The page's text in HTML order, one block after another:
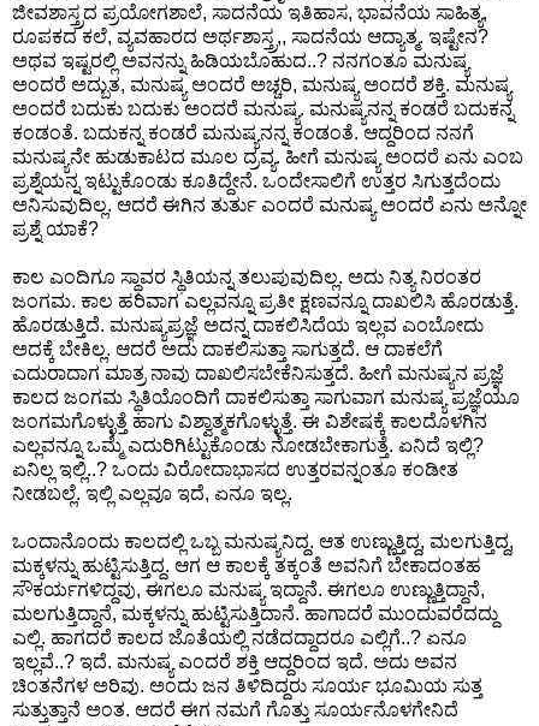
ಜೀವಶಾಸ್ತ್ರದ ಪ್ರಯೋಗಶಾಲೆ, ಸಾದನೆಯ ಇತಿಹಾಸ, ಭಾವನೆಯ ಸಾಹಿತ್ಯ,
ರೂಪಕದ ಕಲೆ, ವ್ಯವಹಾರದ ಅರ್ಥಶಾಸ್ತ್ರ,, ಸಾದನೆಯ ಆದ್ಯಾತ್ಮ. ಇಷ್ಟೇನ?
ಅಥವ ಇಷ್ಟರಲ್ಲಿ ಅವನನ್ನು ಹಿಡಿಯಬೊಹುದ..? ನನಗಂತೂ ಮನುಷ್ಯ
ಅಂದರೆ ಅದ್ಬುತ, ಮನುಷ್ಯ ಅಂದರೆ ಅಚ್ಚರಿ, ಮನುಷ್ಯ ಅಂದರೆ ಶಕ್ತಿ. ಮನುಷ್ಯ
ಅಂದರೆ ಬದುಕು ಬದುಕು ಅಂದರೆ ಮನುಷ್ಯ. ಮನುಷ್ಯನನ್ನ ಕಂಡರೆ ಬದುಕನ್ನ
ಕಂಡಂತೆ. ಬದುಕನ್ನ ಕಂಡರೆ ಮನುಷ್ಯನನ್ನ ಕಂಡಂತೆ. ಆದ್ದರಿಂದ ನನಗೆ
ಮನುಷ್ಯನೇ ಹುಡುಕಾಟದ ಮೂಲ ದ್ರವ್ಯ. ಹೀಗೆ ಮನುಷ್ಯ ಅಂದರೆ ಏನು ಎಂಬ
ಪ್ರಶ್ನೆಯನ್ನ ಇಟ್ಟುಕೊಂಡು ಕೂತಿದ್ದೇನೆ. ಒಂದೇಸಾಲಿಗೆ ಉತ್ತರ ಸಿಗುತ್ತದೆಂದು
ಅನಿಸುವುದಿಲ್ಲ. ಆದರೆ ಈಗಿನ ತುರ್ತು ಎಂದರೆ ಮನುಷ್ಯ ಅಂದರೆ ಏನು ಅನ್ನೋ
ಪ್ರಶ್ನೆ ಯಾಕೆ?
ಕಾಲ ಎಂದಿಗೂ ಸ್ಥಾವರ ಸ್ಥಿತಿಯನ್ನ ತಲುಪುವುದಿಲ್ಲ. ಅದು ನಿತ್ಯ ನಿರಂತರ
ಜಂಗಮ. ಕಾಲ ಹರಿವಾಗ ಎಲ್ಲವನ್ನೂ ಪ್ರತೀ ಕ್ಷಣವನ್ನೂ ದಾಖಲಿಸಿ ಹೊರಡುತ್ತೆ.
ಹೊರಡುತ್ತಿದೆ. ಮನುಷ್ಯಪ್ರಜ್ಞೆ ಅದನ್ನ ದಾಕಲಿಸಿದೆಯ ಇಲ್ಲವ ಎಂಬೋದು
ಅದಕ್ಕೆ ಬೇಕಿಲ್ಲ. ಆದರೆ ಅದು ದಾಕಲಿಸುತ್ತಾ ಸಾಗುತ್ತದೆ. ಆ ದಾಕಲೆಗೆ
ಎದುರಾದಾಗ ಮಾತ್ರ ನಾವು ದಾಖಲಿಸಬೇಕೆನಿಸುತ್ತದೆ. ಹೀಗೆ ಮನುಷ್ಯನ ಪ್ರಜ್ಞೆ
ಕಾಲದ ಜಂಗಮ ಸ್ಥಿತಿಯೊಂದಿಗೆ ದಾಕಲಿಸುತ್ತಾ ಸಾಗುವಾಗ ಮನುಷ್ಯ ಪ್ರಜ್ಞೆಯೂ
ಜಂಗಮಗೊಳ್ಳುತ್ತೆ ಹಾಗು ವಿಶ್ವಾತ್ಮಕಗೊಳ್ಳುತ್ತೆ. ಈ ವಿಶೇಷಕ್ಕೆ ಕಾಲದೊಳಗಿನ
ಎಲ್ಲವನ್ನೂ ಒಮ್ಮೆ ಎದುರಿಗಿಟ್ಟುಕೊಂಡು ನೋಡಬೇಕಾಗುತ್ತೆ. ಏನಿದೆ ಇಲ್ಲಿ?
ಏನಿಲ್ಲ ಇಲ್ಲಿ..? ಒಂದು ವಿರೋದಾಭಾಸದ ಉತ್ತರವನ್ನಂತೂ ಕಂಡೀತ
ನೀಡಬಲ್ಲೆ. ಇಲ್ಲಿ ಎಲ್ಲವೂ ಇದೆ, ಏನೂ ಇಲ್ಲ.
ಒಂದಾನೊಂದು ಕಾಲದಲ್ಲಿ ಒಬ್ಬ ಮನುಷ್ಯನಿದ್ದ. ಆತ ಉಣ್ಣುತ್ತಿದ್ದ, ಮಲಗುತ್ತಿದ್ದ,
ಮಕ್ಕಳನ್ನು ಹುಟ್ಟಿಸುತ್ತಿದ್ದ. ಆಗ ಆ ಕಾಲಕ್ಕೆ ತಕ್ಕಂತೆ ಅವನಿಗೆ ಬೇಕಾದಂತಹ
ಸೌಕರ್ಯಗಳಿದ್ದವು, ಈಗಲೂ ಮನುಷ್ಯ ಇದ್ದಾನೆ. ಈಗಲೂ ಉಣ್ಣುತ್ತಿದ್ದಾನೆ,
ಮಲಗುತ್ತಿದ್ದಾನೆ, ಮಕ್ಕಳನ್ನು ಹುಟ್ಟಿಸುತ್ತಿದಾನೆ. ಹಾಗಾದರೆ ಮುಂದುವರೆದದ್ದು
ಎಲ್ಲಿ. ಹಾಗದರೆ ಕಾಲದ ಜೊತೆಯಲ್ಲಿ ನಡೆದದ್ದಾದರೂ ಎಲ್ಲಿಗೆ..? ಏನೂ
ಇಲ್ಲವೆ..? ಇದೆ. ಮನುಷ್ಯ ಎಂದರೆ ಶಕ್ತಿ ಆದ್ದರಿಂದ ಇದೆ. ಅದು ಅವನ
ಚಿಂತನೆಗಳ ಅರಿವು. ಅಂದು ಜನ ತಿಳಿದಿದ್ದರು ಸೂರ್ಯ ಭೂಮಿಯ ಸುತ್ತ
ಸುತ್ತುತ್ತಾನೆ ಅಂತ. ಆದರೆ ಈಗ ನಮಗೆ ಗೊತ್ತು ಸೂರ್ಯನೊಳಗೇನಿದೆ